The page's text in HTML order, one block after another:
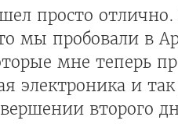
просто
мы пробовали в
мне теперь
электроника и
второго